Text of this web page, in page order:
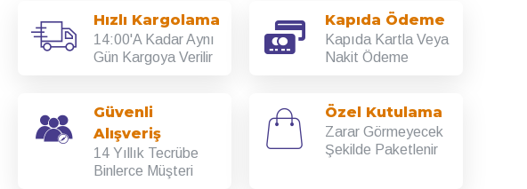
Hızlı Kargolama
14:00'A Kadar Aynı
Gün Kargoya Verilir
Kapıda Ödeme
Kapıda Kartla Veya
Nakit Ödeme
Güvenli
Alışveriş
14 Yıllık Tecrübe
Binlerce Müşteri
Özel Kutulama
Zarar Görmeyecek
Şekilde Paketlenir